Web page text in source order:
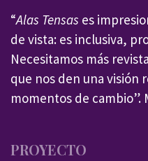
“Alas Tensas es
de vista: es inclusiva,
Necesitamos más
que nos den una visión
momentos de cambio”.
PROYECTO